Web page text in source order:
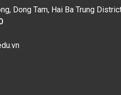
Dong Tam, Hai Ba Trung